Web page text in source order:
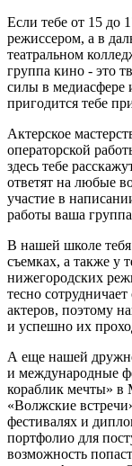
Если тебе от 15 до
режиссером, а в
театральном
группа кино - это
силы в медиасфере
пригодится тебе
Актерское
операторской
здесь тебе
ответят на любые
участие в
работы ваша
В нашей школе
съемках, а также у
нижегородских
тесно
актеров, поэтому
и успешно их
А еще нашей
и международные
кораблик мечты» в
«Волжские
фестивалях и
портфолио для
возможность